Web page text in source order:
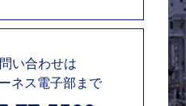
い合わせは
ネス電子部まで